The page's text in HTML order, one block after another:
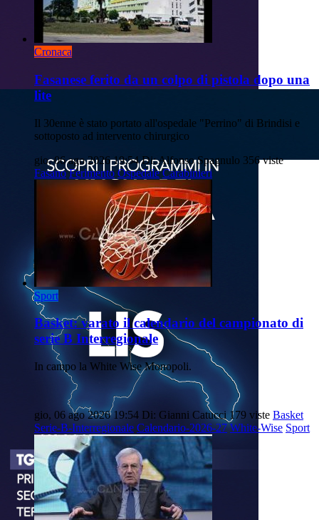
Cronaca
Fasanese ferito da un colpo di pistola dopo una
lite
Il 30enne è stato portato all'ospedale "Perrino" di Brindisi e
sottoposto ad intervento chirurgico
gio, 06 ago 2026 19:54 Di: Alfonso Spagnulo 356 viste
Fasano Ferimento Ospedale Carabinieri
Sport
Basket: varato il calendario del campionato di
serie B Interregionale
In campo la White Wise Monopoli.
gio, 06 ago 2026 19:54 Di: Gianni Catucci 179 viste Basket
Serie-B-Interregionale Calendario-2026-27 White-Wise Sport